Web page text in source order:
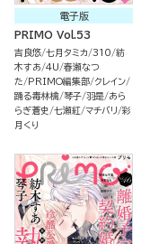
電子版
PRIMO Vol.53
吉良悠 七月タミカ 310 紡
木すあ 4U 春瀬なつ
た
PRIMO編集部 クレイン
踊る毒林檎 琴子 羽是 あら
らぎ蒼史
七瀬紅 マチバリ 彩
月くり